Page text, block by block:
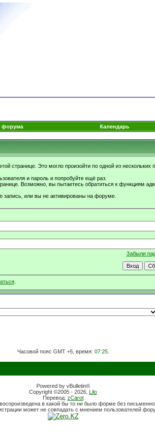
форума Календарь
странице. Это могло произойти по одной из нескольких
и пароль и попробуйте ещё раз.
Возможно, вы пытаетесь обратиться к функциям
запись, или вы не активированы на форуме.
Забыли
.
Часовой пояс GMT +5, время: 07:25.
Powered by vBulletin®
Copyright ©2005 - 2026, Lilo
Перевод: zCarot
в какой бы то ни было форме без
может не совпадать с мнением пользователей